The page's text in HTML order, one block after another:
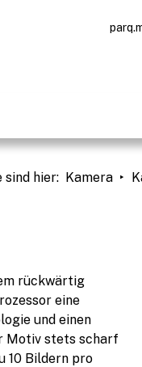
sind hier: Kamera
rückwärtig
eine
und einen
Motiv stets scharf
10 Bildern pro